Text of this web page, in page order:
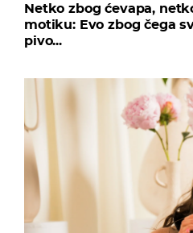
Netko zbog ćevapa,
motiku: Evo zbog čega
pivo...